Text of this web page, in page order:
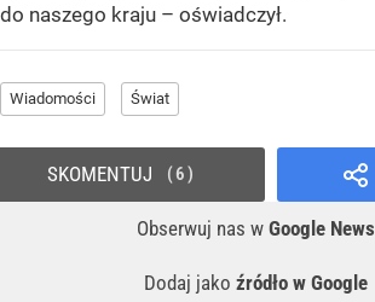
do naszego kraju – oświadczył.
Wiadomości Świat
Obserwuj nas w Google News
Dodaj jako źródło w Google
SKOMENTUJ 6